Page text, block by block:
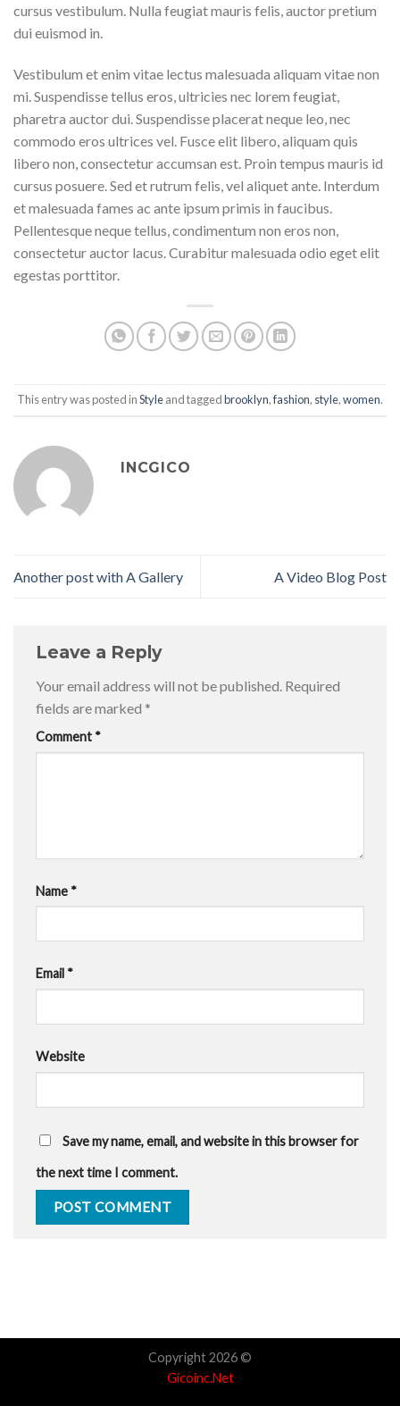
cursus vestibulum. Nulla feugiat mauris felis, auctor pretium
dui euismod in.
Vestibulum et enim vitae lectus malesuada aliquam vitae non
mi. Suspendisse tellus eros, ultricies nec lorem feugiat,
pharetra auctor dui. Suspendisse placerat neque leo, nec
commodo eros ultrices vel. Fusce elit libero, aliquam quis
libero non, consectetur accumsan est. Proin tempus mauris id
cursus posuere. Sed et rutrum felis, vel aliquet ante. Interdum
et malesuada fames ac ante ipsum primis in faucibus.
Pellentesque neque tellus, condimentum non eros non,
consectetur auctor lacus. Curabitur malesuada odio eget elit
egestas porttitor.
This entry was posted inStyleand taggedbrooklyn,fashion, style,women.
INCGICO
Another post with A Gallery A Video Blog Post
Leave a Reply
Your email address will not be published. Required
fields are marked *
Comment *
Name *
Email *
Website
Save my name, email, and website in this browser for
the next time I comment.
Copyright 2026 ©
Gicoinc.Net